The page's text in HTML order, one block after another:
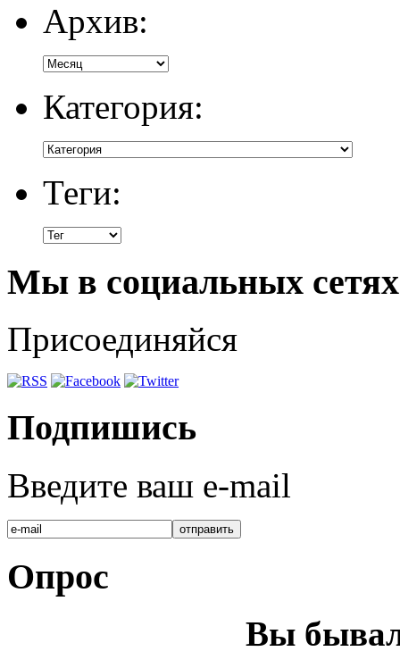
Архив:
Категория:
Теги:
Мы в социальных сетях
Присоединяйся
Подпишись
Введите ваш e-mail
Опрос
Вы